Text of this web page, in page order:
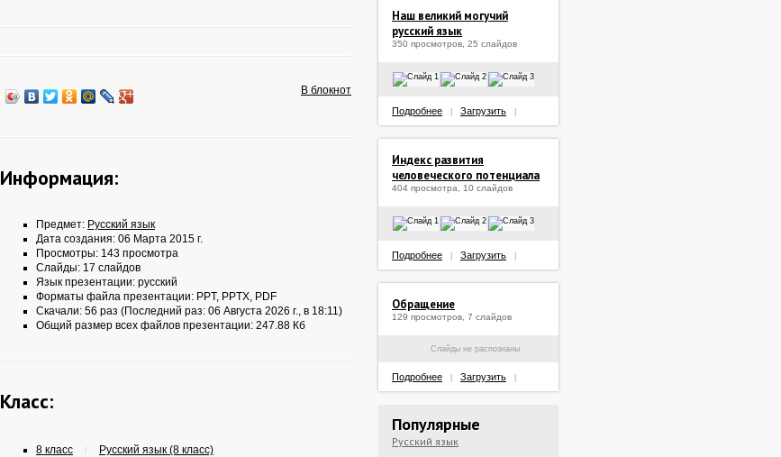
В блокнот
Информация:
Предмет: Русский язык
Дата создания: 06 Марта 2015 г.
Просмотры: 143 просмотра
Слайды: 17 слайдов
Язык презентации: русский
Форматы файла презентации: PPT, PPTX, PDF
Скачали: 56 раз (Последний раз: 06 Августа 2026 г., в 18:11)
Общий размер всех файлов презентации: 247.88 Кб
Класс:
8 класс / Русский язык (8 класс)
Наш великий могучий
русский язык
350 просмотров, 25 слайдов
Подробнее Загрузить
Индекс развития
человеческого потенциала
404 просмотра, 10 слайдов
Подробнее Загрузить
Обращение
129 просмотров, 7 слайдов
Слайды не распознаны
Подробнее Загрузить
Популярные
Русский язык